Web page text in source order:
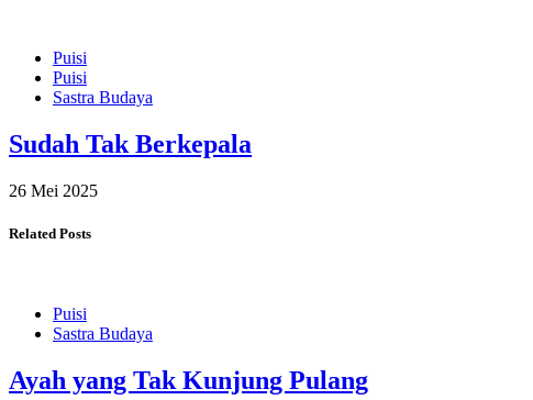
Puisi
Puisi
Sastra Budaya
Sudah Tak Berkepala
26 Mei 2025
Related Posts
Puisi
Sastra Budaya
Ayah yang Tak Kunjung Pulang